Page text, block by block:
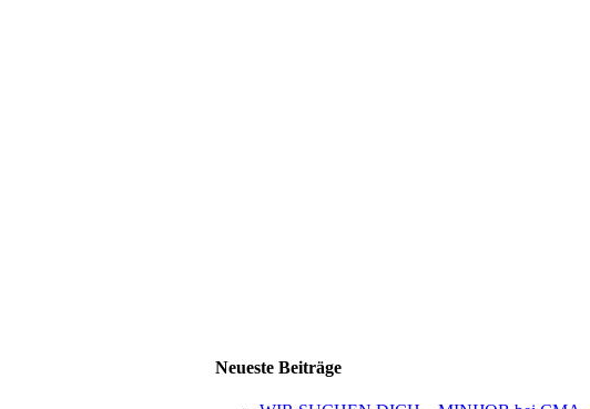
Neueste Beiträge